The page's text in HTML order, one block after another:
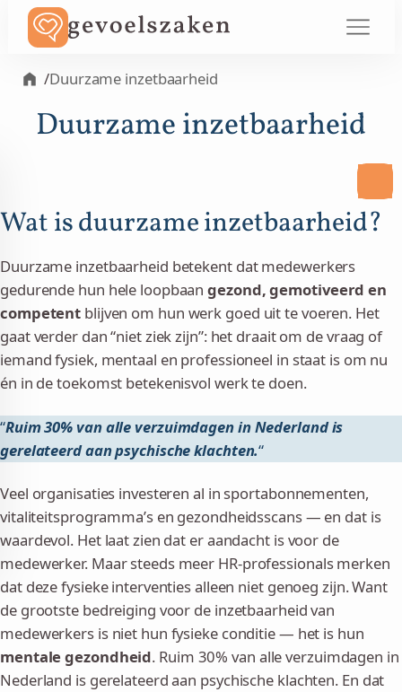
/Duurzame inzetbaarheid
Duurzame inzetbaarheid
Wat is duurzame inzetbaarheid?
Duurzame inzetbaarheid betekent dat medewerkers
gedurende hun hele loopbaangezond, gemotiveerd en
competent blijven om hun werk goed uit te voeren. Het
gaat verder dan “niet ziek zijn”: het draait om de vraag of
iemand fysiek, mentaal en professioneel in staat is om nu
én in de toekomst betekenisvol werk te doen.
“Ruim 30% van alle verzuimdagen in Nederland is
gerelateerd aan psychische klachten.“
Veel organisaties investeren al in sportabonnementen,
vitaliteitsprogramma’s en gezondheidsscans — en dat is
waardevol. Het laat zien dat er aandacht is voor de
medewerker. Maar steeds meer HR-professionals merken
dat deze fysieke interventies alleen niet genoeg zijn. Want
de grootste bedreiging voor de inzetbaarheid van
medewerkers is niet hun fysieke conditie — het is hun
mentale gezondheid. Ruim 30% van alle verzuimdagen in
Nederland is gerelateerd aan psychische klachten. En dat